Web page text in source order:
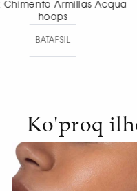
Zirak Chimento
Ko'proq